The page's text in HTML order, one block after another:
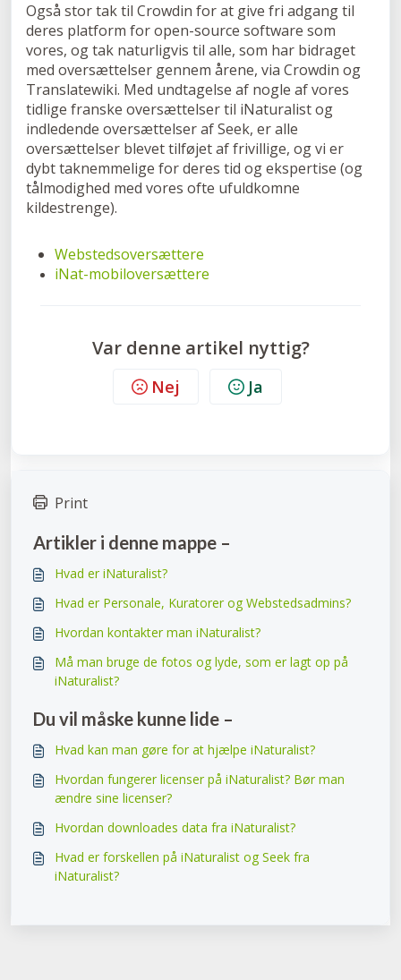
Også stor tak til Crowdin for at give fri adgang til
deres platform for open-source software som
vores, og tak naturligvis til alle, som har bidraget
med oversættelser gennem årene, via Crowdin og
Translatewiki. Med undtagelse af nogle af vores
tidlige franske oversættelser til iNaturalist og
indledende oversættelser af Seek, er alle
oversættelser blevet tilføjet af frivillige, og vi er
dybt taknemmelige for deres tid og ekspertise (og
tålmodighed med vores ofte ufuldkomne
kildestrenge).
Webstedsoversættere
iNat-mobiloversættere
Var denne artikel nyttig?
Nej Ja
Print
Artikler i denne mappe –
Hvad er iNaturalist?
Hvad er Personale, Kuratorer og Webstedsadmins?
Hvordan kontakter man iNaturalist?
Må man bruge de fotos og lyde, som er lagt op på
iNaturalist?
Du vil måske kunne lide –
Hvad kan man gøre for at hjælpe iNaturalist?
Hvordan fungerer licenser på iNaturalist? Bør man
ændre sine licenser?
Hvordan downloades data fra iNaturalist?
Hvad er forskellen på iNaturalist og Seek fra
iNaturalist?